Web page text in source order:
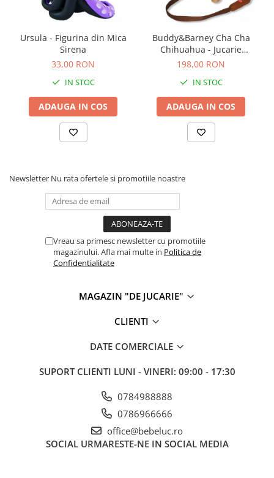
Ursula - Figurina din Mica
Sirena
33,00 RON
IN STOC
ADAUGA IN COS
Buddy&Barney Cha Cha
Chihuahua - Jucarie
Educativa de inalta calitate
198,00 RON
IN STOC
ADAUGA IN COS
Newsletter Nu rata ofertele si promotiile noastre
Vreau sa primesc newsletter cu promotiile
magazinului. Afla mai multe in Politica de
Confidentialitate
MAGAZIN "DE JUCARIE"
CLIENTI
DATE COMERCIALE
SUPORT CLIENTI LUNI - VINERI: 09:00 - 17:30
0784988888
0786966666
office@bebeluc.ro
SOCIAL URMARESTE-NE IN SOCIAL MEDIA